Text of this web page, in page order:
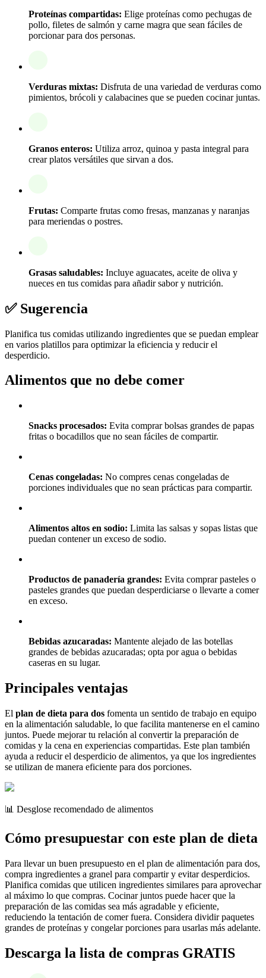
Proteínas compartidas: Elige proteínas como pechugas de
pollo, filetes de salmón y carne magra que sean fáciles de
porcionar para dos personas.
Verduras mixtas: Disfruta de una variedad de verduras como
pimientos, brócoli y calabacines que se pueden cocinar juntas.
Granos enteros: Utiliza arroz, quinoa y pasta integral para
crear platos versátiles que sirvan a dos.
Frutas: Comparte frutas como fresas, manzanas y naranjas
para meriendas o postres.
Grasas saludables: Incluye aguacates, aceite de oliva y
nueces en tus comidas para añadir sabor y nutrición.
✅ Sugerencia
Planifica tus comidas utilizando ingredientes que se puedan emplear
en varios platillos para optimizar la eficiencia y reducir el
desperdicio.
Alimentos que no debe comer
Snacks procesados: Evita comprar bolsas grandes de papas
fritas o bocadillos que no sean fáciles de compartir.
Cenas congeladas: No compres cenas congeladas de
porciones individuales que no sean prácticas para compartir.
Alimentos altos en sodio: Limita las salsas y sopas listas que
puedan contener un exceso de sodio.
Productos de panadería grandes: Evita comprar pasteles o
pasteles grandes que puedan desperdiciarse o llevarte a comer
en exceso.
Bebidas azucaradas: Mantente alejado de las botellas
grandes de bebidas azucaradas; opta por agua o bebidas
caseras en su lugar.
Principales ventajas
El plan de dieta para dos fomenta un sentido de trabajo en equipo
en la alimentación saludable, lo que facilita mantenerse en el camino
juntos. Puede mejorar tu relación al convertir la preparación de
comidas y la cena en experiencias compartidas. Este plan también
ayuda a reducir el desperdicio de alimentos, ya que los ingredientes
se utilizan de manera eficiente para dos porciones.
📊 Desglose recomendado de alimentos
Cómo presupuestar con este plan de dieta
Para llevar un buen presupuesto en el plan de alimentación para dos,
compra ingredientes a granel para compartir y evitar desperdicios.
Planifica comidas que utilicen ingredientes similares para aprovechar
al máximo lo que compras. Cocinar juntos puede hacer que la
preparación de las comidas sea más agradable y eficiente,
reduciendo la tentación de comer fuera. Considera dividir paquetes
grandes de proteínas y congelar porciones para usarlas más adelante.
Descarga la lista de compras GRATIS